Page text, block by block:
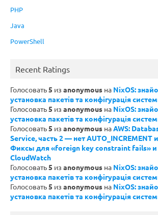
PHP
Java
PowerShell
Recent Ratings
Голосовать5 из anonymous на NixOS:
установка пакетів та конфігурація
Голосовать5 из anonymous на NixOS:
установка пакетів та конфігурація
Голосовать5 из anonymous наAWS:
Service, часть 2 — нет AUTO_INCREMENT
Фиксы для «foreign key constraint fails» и
CloudWatch
Голосовать5 из anonymous на NixOS:
установка пакетів та конфігурація
Голосовать5 из anonymous на NixOS:
установка пакетів та конфігурація